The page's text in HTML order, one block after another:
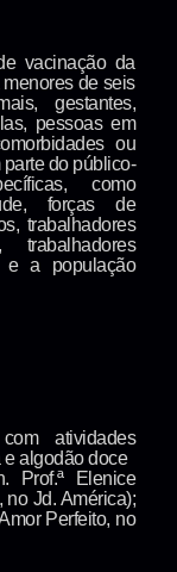
vacinação da
de seis
gestantes,
pessoas em
ou
do público-
como
forças de
trabalhadores
e a população
atividades
e algodão doce
Prof.ª Elenice
no Jd. América);
Perfeito, no